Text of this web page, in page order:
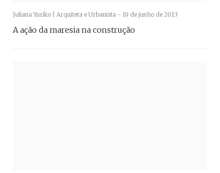
Juliana Yuriko | Arquiteta e Urbanista - 19 de junho de 2013
A ação da maresia na construção